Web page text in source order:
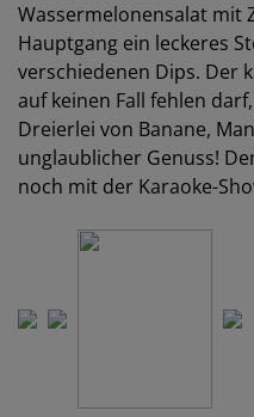
Wassermelonensalat mit
Hauptgang ein leckeres
verschiedenen Dips. Der
auf keinen Fall fehlen
Dreierlei von Banane,
unglaublicher Genuss!
noch mit der Karaoke-